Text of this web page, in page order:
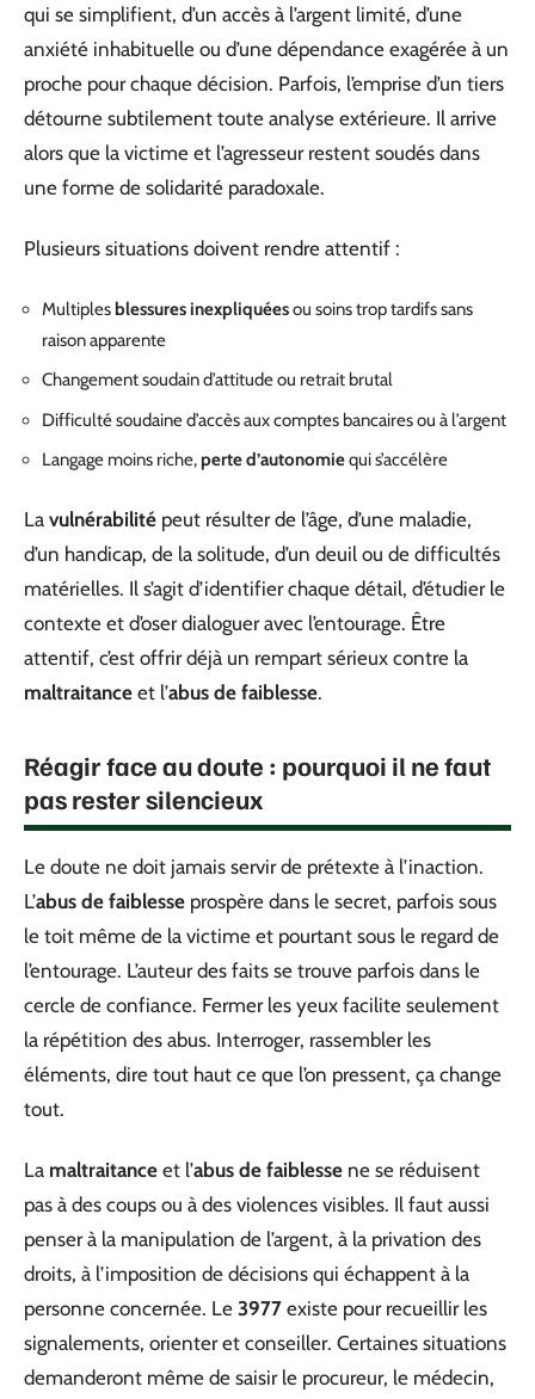
qui se simplifient, d’un accès à l’argent limité, d’une
anxiété inhabituelle ou d’une dépendance exagérée à un
proche pour chaque décision. Parfois, l’emprise d’un tiers
détourne subtilement toute analyse extérieure. Il arrive
alors que la victime et l’agresseur restent soudés dans
une forme de solidarité paradoxale.
Plusieurs situations doivent rendre attentif :
Multiples blessures inexpliquéesou soins trop tardifs sans
raison apparente
Changement soudain d’attitude ou retrait brutal
Difficulté soudaine d’accès aux comptes bancaires ou à l’argent
Langage moins riche,perte d’autonomiequi s’accélère
La vulnérabilité peut résulter de l’âge, d’une maladie,
d’un handicap, de la solitude, d’un deuil ou de difficultés
matérielles. Il s’agit d’identifier chaque détail, d’étudier le
contexte et d’oser dialoguer avec l’entourage. Être
attentif, c’est offrir déjà un rempart sérieux contre la
maltraitance et l’abus de faiblesse.
Réagir face au doute : pourquoi il ne faut
pas rester silencieux
Le doute ne doit jamais servir de prétexte à l’inaction.
L’abus de faiblesse prospère dans le secret, parfois sous
le toit même de la victime et pourtant sous le regard de
l’entourage. L’auteur des faits se trouve parfois dans le
cercle de confiance. Fermer les yeux facilite seulement
la répétition des abus. Interroger, rassembler les
éléments, dire tout haut ce que l’on pressent, ça change
tout.
La maltraitance et l’abus de faiblesse ne se réduisent
pas à des coups ou à des violences visibles. Il faut aussi
penser à la manipulation de l’argent, à la privation des
droits, à l’imposition de décisions qui échappent à la
personne concernée. Le 3977 existe pour recueillir les
signalements, orienter et conseiller. Certaines situations
demanderont même de saisir le procureur, le médecin,